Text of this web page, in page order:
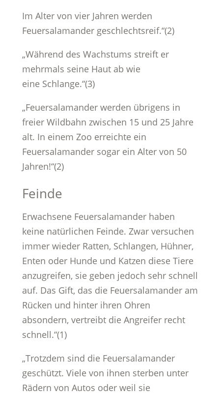
Im Alter von vier Jahren werden
Feuersalamander geschlechtsreif.“(2)
„Während des Wachstums streift er
mehrmals seine Haut ab wie
eine Schlange.“(3)
„Feuersalamander werden übrigens in
freier Wildbahn zwischen 15 und 25 Jahre
alt. In einem Zoo erreichte ein
Feuersalamander sogar ein Alter von 50
Jahren!“(2)
Feinde
Erwachsene Feuersalamander haben
keine natürlichen Feinde. Zwar versuchen
immer wieder Ratten, Schlangen, Hühner,
Enten oder Hunde und Katzen diese Tiere
anzugreifen, sie geben jedoch sehr schnell
auf. Das Gift, das die Feuersalamander am
Rücken und hinter ihren Ohren
absondern, vertreibt die Angreifer recht
schnell.“(1)
„Trotzdem sind die Feuersalamander
geschützt. Viele von ihnen sterben unter
Rädern von Autos oder weil sie